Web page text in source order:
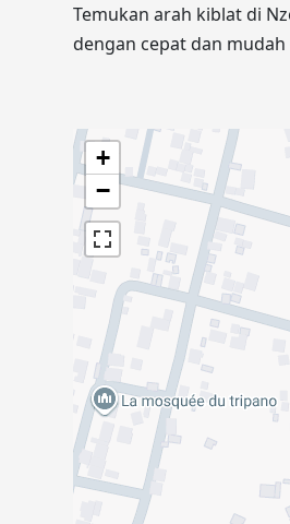
Temukan arah kiblat di
dengan cepat dan
+
−